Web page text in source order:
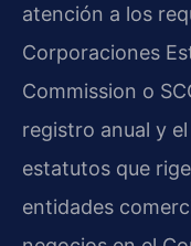
atención a los
Corporaciones
Commission o
registro anual y
estatutos que
entidades